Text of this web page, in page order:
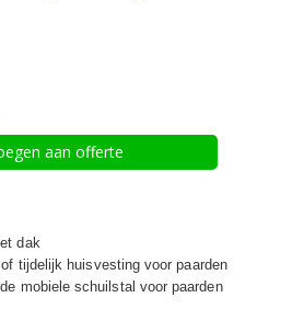
aan offerte
dak
tijdelijk huisvesting voor paarden
mobiele schuilstal voor paarden